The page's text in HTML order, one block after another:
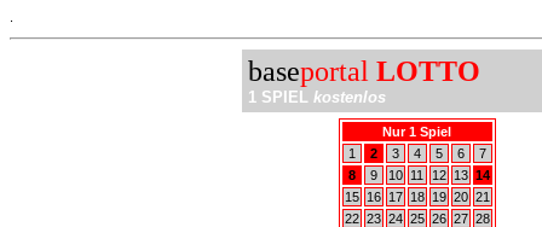
baseportal LOTTO
1 SPIEL kostenlos
Nur 1 Spiel
1
2 3 4 5 6
7
8
9 10 11 12 13 14
15
16 17 18 19 20 21
22 23 24 25 26 27 28